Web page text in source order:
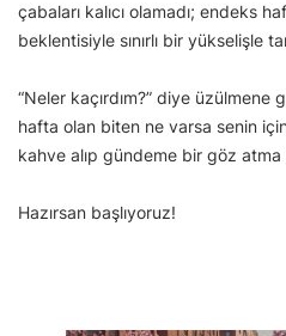
çabaları kalıcı olamadı; endeks
beklentisiyle sınırlı bir yükselişle
“Neler kaçırdım?” diye
hafta olan biten ne varsa senin
kahve alıp gündeme bir göz atma
Hazırsan başlıyoruz!